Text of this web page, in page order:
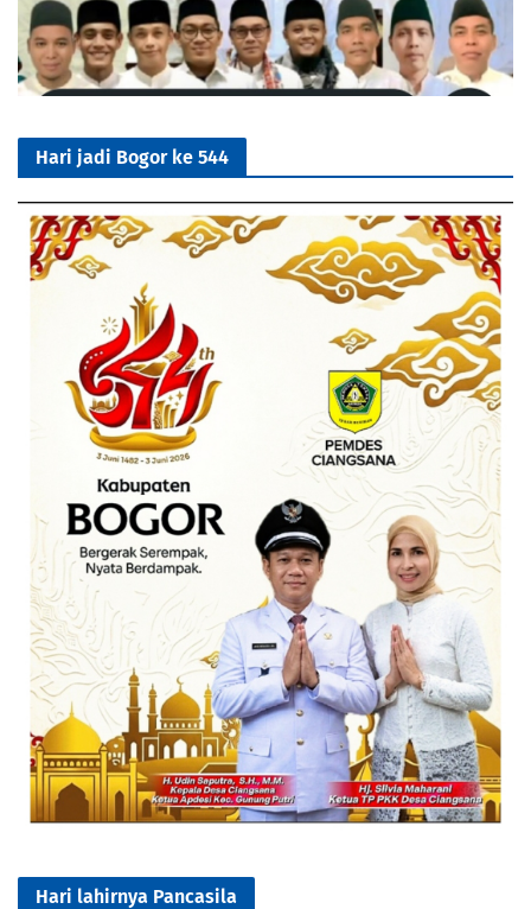
Hari jadi Bogor ke 544
Hari lahirnya Pancasila